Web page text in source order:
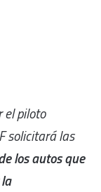
el piloto
solicitará las
los autos que